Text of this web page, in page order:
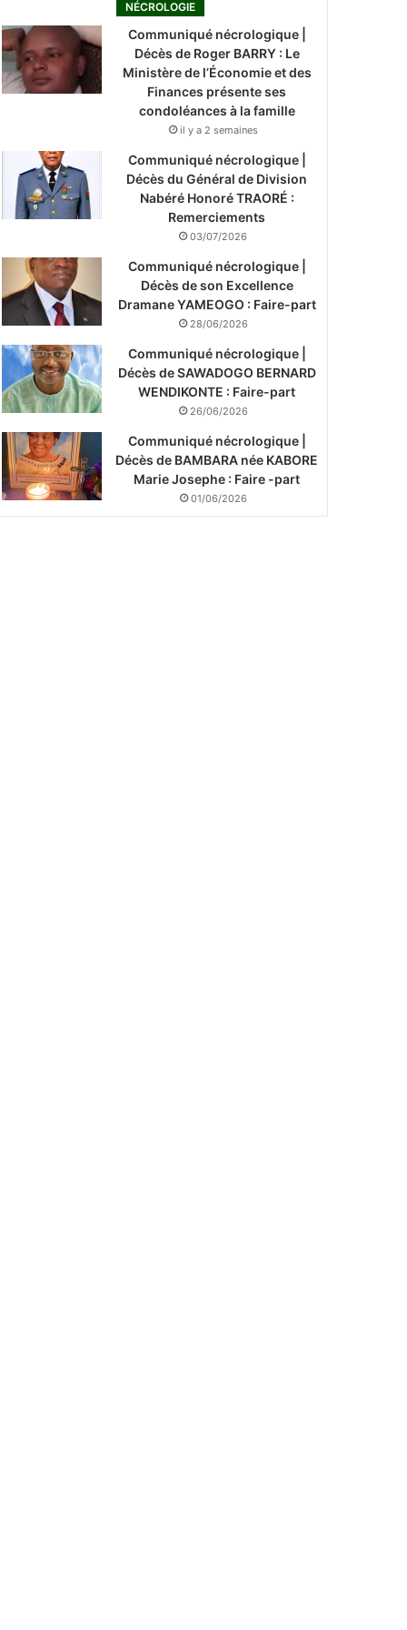
NÉCROLOGIE
Communiqué nécrologique |
Décès de Roger BARRY : Le
Ministère de l’Économie et des
Finances présente ses
condoléances à la famille
il y a 2 semaines
Communiqué nécrologique |
Décès du Général de Division
Nabéré Honoré TRAORÉ :
Remerciements
03/07/2026
Communiqué nécrologique |
Décès de son Excellence
Dramane YAMEOGO : Faire-part
28/06/2026
Communiqué nécrologique |
Décès de SAWADOGO BERNARD
WENDIKONTE : Faire-part
26/06/2026
Communiqué nécrologique |
Décès de BAMBARA née KABORE
Marie Josephe : Faire -part
01/06/2026